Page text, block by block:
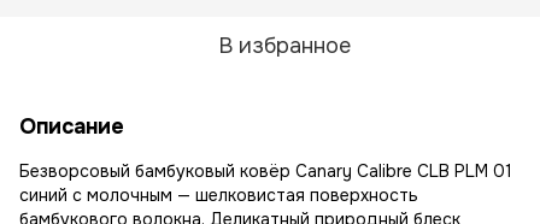
В избранное
Описание
Безворсовый бамбуковый ковёр Canary Calibre CLB PLM 01
синий с молочным — шелковистая поверхность
бамбукового волокна. Деликатный природный блеск